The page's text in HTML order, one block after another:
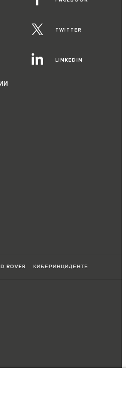
TWITTER
LINKEDIN
ROVER КИБЕРИНЦИДЕНТЕ